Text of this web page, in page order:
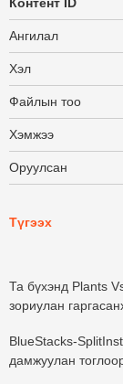
Ангилал
Хэл
Файлын тоо
Хэмжээ
Оруулсан
Түгээх
Та бүхэнд Plants
зориулан
BlueStacks-
дамжуулан